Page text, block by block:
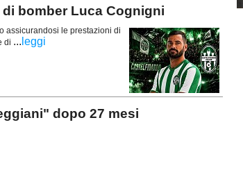
bomber Luca Cognigni
assicurandosi le prestazioni di
di ... leggi
dopo 27 mesi